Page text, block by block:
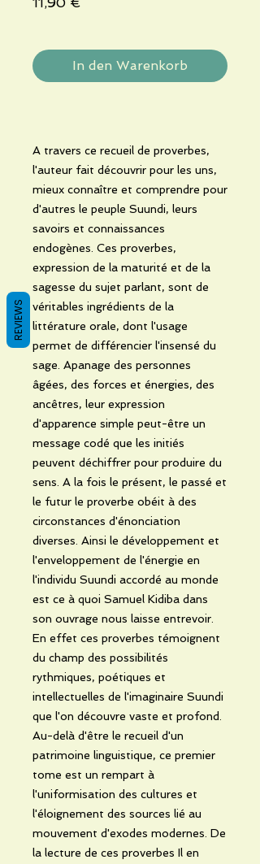
In den Warenkorb
A travers ce recueil de proverbes,
l'auteur fait découvrir pour les uns,
mieux connaître et comprendre pour
d'autres le peuple Suundi, leurs
savoirs et connaissances
endogènes. Ces proverbes,
expression de la maturité et de la
sagesse du sujet parlant, sont de
véritables ingrédients de la
littérature orale, dont l'usage
permet de différencier l'insensé du
sage. Apanage des personnes
âgées, des forces et énergies, des
ancêtres, leur expression
d'apparence simple peut-être un
message codé que les initiés
peuvent déchiffrer pour produire du
sens. A la fois le présent, le passé et
le futur le proverbe obéit à des
circonstances d'énonciation
diverses. Ainsi le développement et
l'enveloppement de l'énergie en
l'individu Suundi accordé au monde
est ce à quoi Samuel Kidiba dans
son ouvrage nous laisse entrevoir.
En effet ces proverbes témoignent
du champ des possibilités
rythmiques, poétiques et
intellectuelles de l'imaginaire Suundi
que l'on découvre vaste et profond.
Au-delà d'être le recueil d'un
patrimoine linguistique, ce premier
tome est un rempart à
l'uniformisation des cultures et
l'éloignement des sources lié au
mouvement d'exodes modernes. De
la lecture de ces proverbes Il en
REVIEWS